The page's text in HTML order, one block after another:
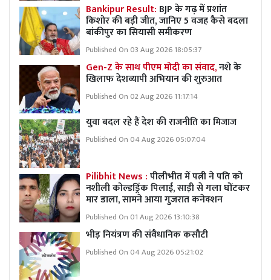
Bankipur Result: BJP के गढ़ में प्रशांत
किशोर की बड़ी जीत, जानिए 5 वजह कैसे बदला
बांकीपुर का सियासी समीकरण
Published On 03 Aug 2026 18:05:37
Gen-Z के साथ पीएम मोदी का संवाद,नशे के
खिलाफ देशव्यापी अभियान की शुरुआत
Published On 02 Aug 2026 11:17:14
युवा बदल रहे हैं देश की राजनीति का मिजाज
Published On 04 Aug 2026 05:07:04
Pilibhit News :पीलीभीत में पत्नी ने पति को
नशीली कोल्डड्रिंक पिलाई, साड़ी से गला घोंटकर
मार डाला, सामने आया गुजरात कनेक्शन
Published On 01 Aug 2026 13:10:38
भीड़ नियंत्रण की संवैधानिक कसौटी
Published On 04 Aug 2026 05:21:02